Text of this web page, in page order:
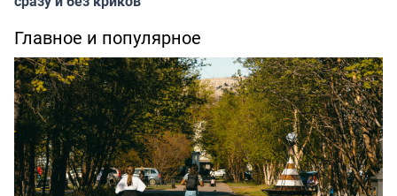
Главное и популярное